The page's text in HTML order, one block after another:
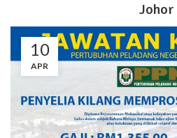
Johor
10
APR